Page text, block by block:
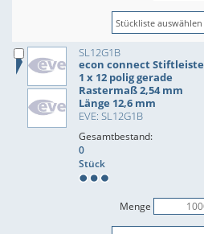
SL12G1B
econ connect Stiftleiste
1 x 12 polig gerade
Rastermaß 2,54 mm
Länge 12,6 mm
EVE: SL12G1B
Gesamtbestand:
0
Stück
Menge